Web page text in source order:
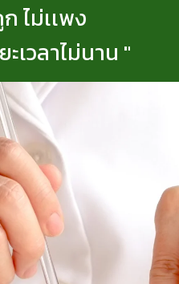
กไม่เเพง
ยะเวลาไม่นาน "